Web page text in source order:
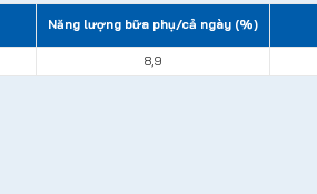
Năng lượng bữa phụ/cả ngày (%)
8,9